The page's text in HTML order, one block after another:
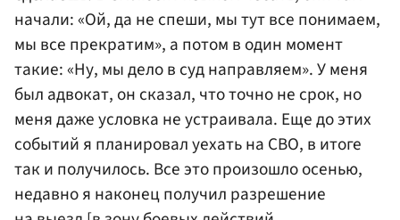
начали: «Ой, да не спеши, мы тут все понимаем,
мы все прекратим», а потом в один момент
такие: «Ну, мы дело в суд направляем». У меня
был адвокат, он сказал, что точно не срок, но
меня даже условка не устраивала. Еще до этих
событий я планировал уехать на СВО, в итоге
так и получилось. Все это произошло осенью,
недавно я наконец получил разрешение